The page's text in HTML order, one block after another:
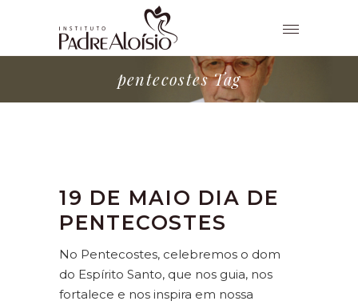
pentecostes Tag
19 DE MAIO DIA DE
PENTECOSTES
No Pentecostes, celebremos o dom
do Espírito Santo, que nos guia, nos
fortalece e nos inspira em nossa